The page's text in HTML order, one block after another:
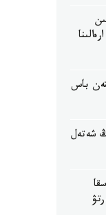
باس
وتپەك بولعان 4 مىڭ شەتەل
گرادۋسقا